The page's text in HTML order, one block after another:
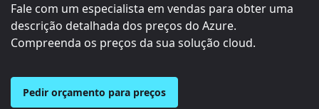
Fale com um especialista em vendas para obter uma
descrição detalhada dos preços do Azure.
Compreenda os preços da sua solução cloud.
Pedir orçamento para preços